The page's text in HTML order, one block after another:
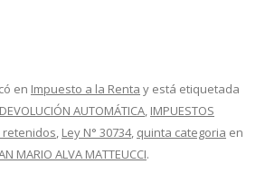
en Impuesto a la Renta y está etiquetada
DEVOLUCIÓN AUTOMÁTICA, IMPUESTOS
retenidos, Ley N° 30734, quinta categoria en
MARIO ALVA MATTEUCCI.